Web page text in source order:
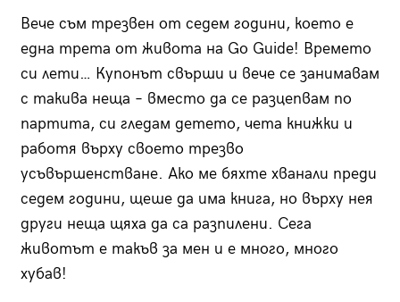
Вече съм трезвен от седем години, което е
една трета от живота на Go Guide! Времето
си лети… Купонът свърши и вече се занимавам
с такива неща – вместо да се разцепвам по
партита, си гледам детето, чета книжки и
работя върху своето трезво
усъвършенстване. Ако ме бяхте хванали преди
седем години, щеше да има книга, но върху нея
други неща щяха да са разпилени. Сега
животът е такъв за мен и е много, много
хубав!